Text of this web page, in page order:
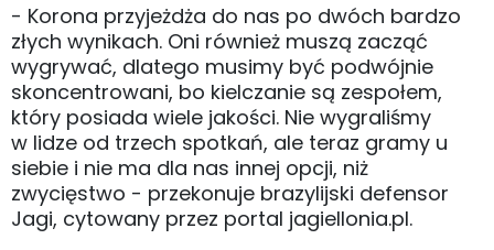
- Korona przyjeżdża do nas po dwóch bardzo
złych wynikach. Oni również muszą zacząć
wygrywać, dlatego musimy być podwójnie
skoncentrowani, bo kielczanie są zespołem,
który posiada wiele jakości. Nie wygraliśmy
w lidze od trzech spotkań, ale teraz gramy u
siebie i nie ma dla nas innej opcji, niż
zwycięstwo - przekonuje brazylijski defensor
Jagi, cytowany przez portal jagiellonia.pl.